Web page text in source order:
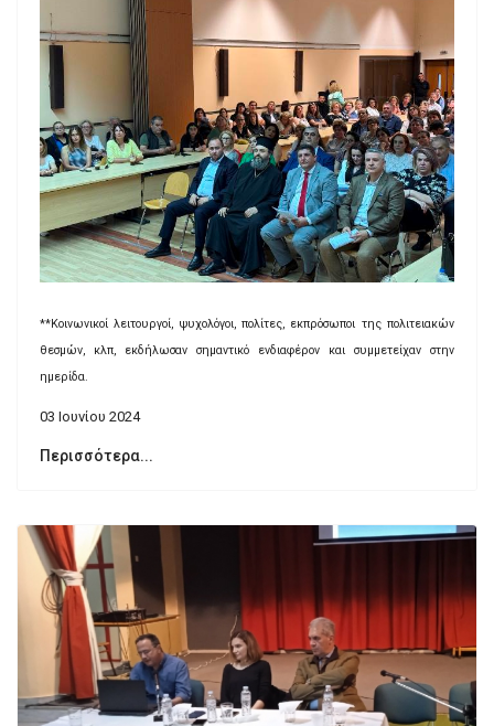
**Κοινωνικοί λειτουργοί, ψυχολόγοι, πολίτες, εκπρόσωποι της πολιτειακών
θεσμών, κλπ, εκδήλωσαν σημαντικό ενδιαφέρον και συμμετείχαν στην
ημερίδα.
03 Ιουνίου 2024
Περισσότερα...